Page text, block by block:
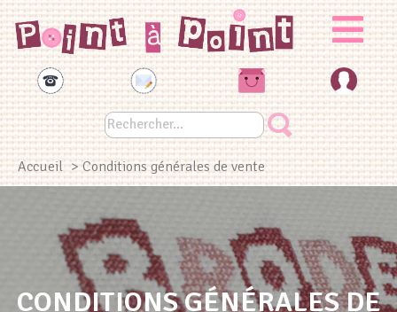
Accueil > Conditions générales de vente
CONDITIONS GÉNÉRALES DE
Panneau de gestion des cookies